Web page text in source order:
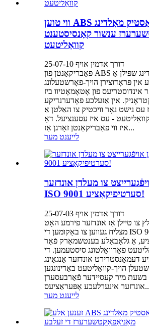
ווי טוען ABS פּלאַסטיק מאָלדינג
ענשור קאָנסיסטענט
קוואַליטעט
דורך אדמין אויף 25-07-10
פאַבריקאַנטן פון ABS פּלאַסטיק מאָלדינג שפּילן אַ
אין פּראָדוצירן הויך-פאָרשטעלונג
אינדוסטריעס פון אָטאָמאָטיוו ביז
אין אַזעלכע פאָדערנדיקע
עס נישט נאָר וויכטיק צו האַלטן אַ
- עס איז עסענציעל. דאָ
איז ווי פאַבריקאַנטן זאָרגן אַז...
לייענט מער
צו מעלדן אונדזער
ISO 9001 סערטיפיקאַציע!
דורך אדמין אויף 25-07-03
צו טיילן אַז אונדזער פירמע האָט
מצליח געווען צו באַקומען די ISO 9001
אַ גלאָבאַלע בענטשמאַרק פֿאַר
פאַרוואַלטונג סיסטעמען. די
דעמאָנסטרירט אונדזער אָנגאָינג
הויך-קוואַליטעט באַדינונגען
בשעת מיר קעסיידער פֿאַרבעסערן
אָפּעראַציעס...
לייענט מער